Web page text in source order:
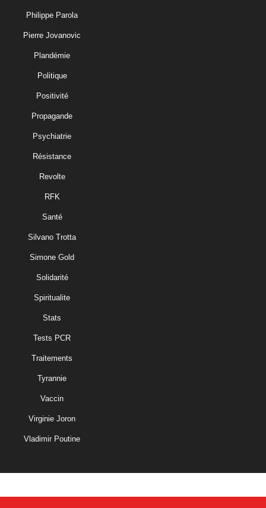
Philippe Parola
Pierre Jovanovic
Plandémie
Politique
Positivité
Propagande
Psychiatrie
Résistance
Revolte
RFK
Santé
Silvano Trotta
Simone Gold
Solidarité
Spiritualite
Stats
Tests PCR
Traitements
Tyrannie
Vaccin
Virginie Joron
Vladimir Poutine